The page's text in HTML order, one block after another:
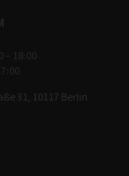
– 18:00
31, 10117 Berlin